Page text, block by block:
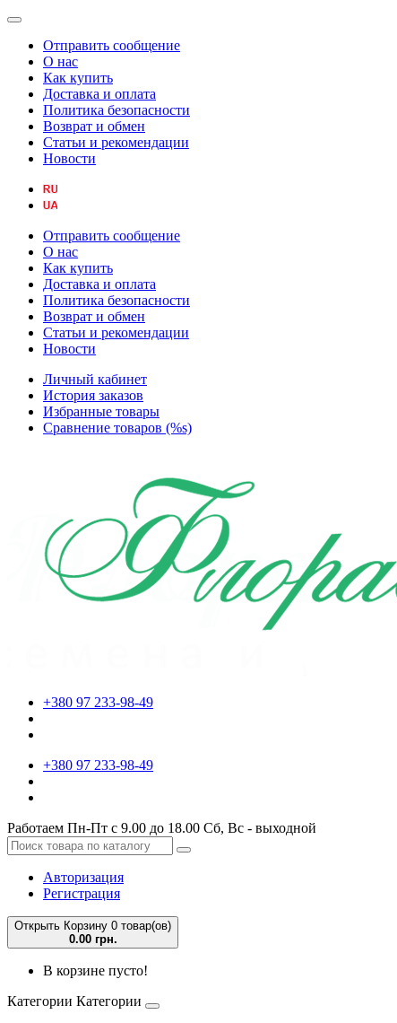
Отправить сообщение
О нас
Как купить
Доставка и оплата
Политика безопасности
Возврат и обмен
Статьи и рекомендации
Новости
Отправить сообщение
О нас
Как купить
Доставка и оплата
Политика безопасности
Возврат и обмен
Статьи и рекомендации
Новости
Личный кабинет
История заказов
Избранные товары
Сравнение товаров (%s)
+380 97 233-98-49
+380 97 233-98-49
Работаем Пн-Пт с 9.00 до 18.00 Сб, Вс - выходной
Авторизация
Регистрация
Открыть Корзину 0 товар(ов)
0.00 грн.
В корзине пусто!
Категории Категории